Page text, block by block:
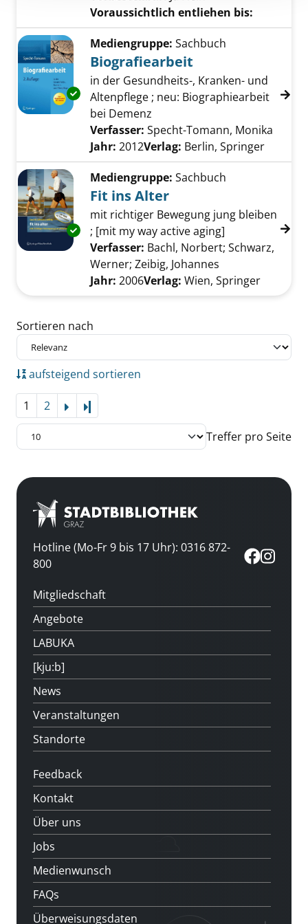
Voraussichtlich entliehen bis:
Exemplar-Details von Biografiearbeit
Mediengruppe: Sachbuch
Biografiearbeit
in der Gesundheits-, Kranken- und
Altenpflege ; neu: Biographiearbeit
bei Demenz
Verfasser: Specht-Tomann, Monika
Jahr: 2012Verlag: Berlin, Springer
Exemplar-Details von Fit ins Alter anzeigen
Mediengruppe: Sachbuch
Fit ins Alter
mit richtiger Bewegung jung bleiben
; [mit my way active aging]
Verfasser: Bachl, Norbert; Schwarz,
Werner; Zeibig, Johannes
Jahr: 2006Verlag: Wien, Springer
Zu den Suchfiltern springen
Sortieren nach
aufsteigend sortieren
1 2
Treffer pro Seite
Hotline (Mo-Fr 9 bis 17 Uhr): 0316 872-
800
Mitgliedschaft
Angebote
LABUKA
[kju:b]
News
Veranstaltungen
Standorte
Feedback
Kontakt
Über uns
Jobs
Medienwunsch
FAQs
Überweisungsdaten